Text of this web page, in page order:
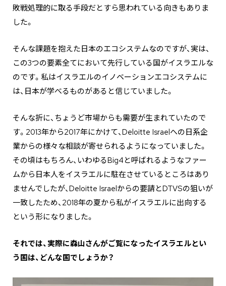
敗戦処理的に取る手段だとすら思われている向きもありま
した。
そんな課題を抱えた日本のエコシステムなのですが、実は、
この3つの要素全てにおいて先行している国がイスラエルな
のです。私はイスラエルのイノベーションエコシステムに
は、日本が学べるものがあると信じていました。
そんな折に、ちょうど市場からも需要が生まれていたので
す。2013年から2017年にかけて、Deloitte Israelへの日系企
業からの様々な相談が寄せられるようになっていました。
その頃はもちろん、いわゆるBig4と呼ばれるようなファー
ムから日本人をイスラエルに駐在させているところはあり
ませんでしたが、Deloitte Israelからの要請とDTVSの狙いが
一致したため、2018年の夏から私がイスラエルに出向する
という形になりました。
それでは、実際に森山さんがご覧になったイスラエルとい
う国は、どんな国でしょうか？